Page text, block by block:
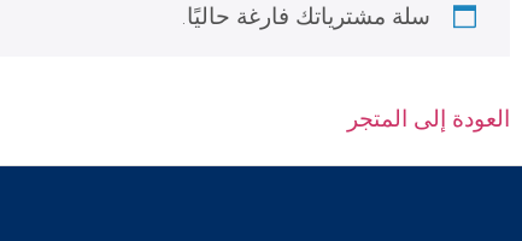
سلة مشترياتك فارغة حاليًا.
العودة إلى المتجر